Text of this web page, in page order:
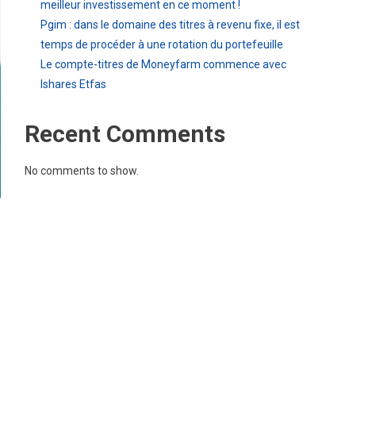
meilleur investissement en ce moment !
Pgim : dans le domaine des titres à revenu fixe, il est
temps de procéder à une rotation du portefeuille
Le compte-titres de Moneyfarm commence avec
Ishares Etfas
Recent Comments
No comments to show.